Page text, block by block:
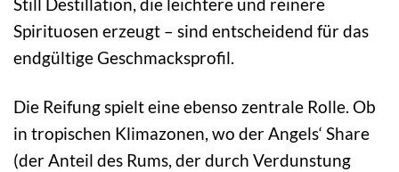
Still Destillation, die leichtere und reinere
Spirituosen erzeugt – sind entscheidend für das
endgültige Geschmacksprofil.
Die Reifung spielt eine ebenso zentrale Rolle. Ob
in tropischen Klimazonen, wo der Angels‘ Share
(der Anteil des Rums, der durch Verdunstung